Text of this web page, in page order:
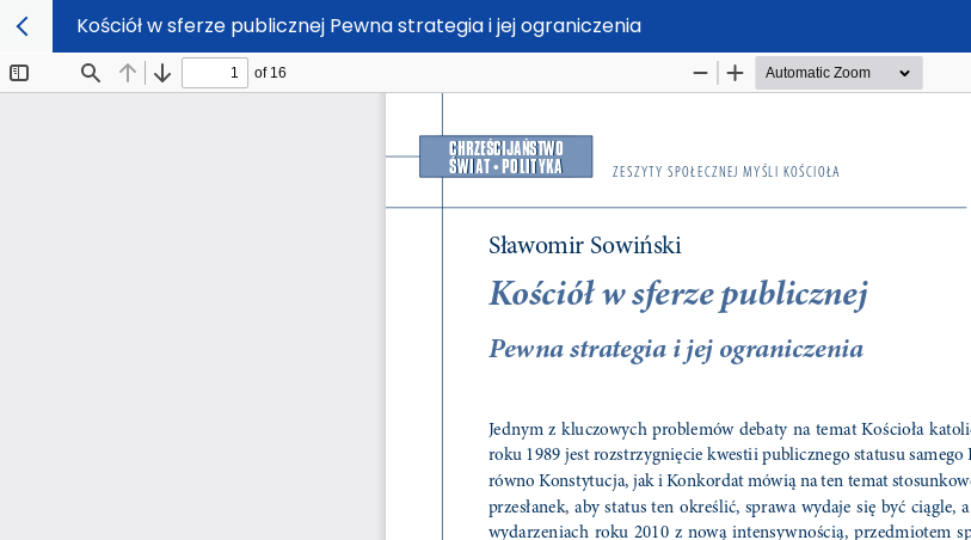
Kościół w sferze publicznej Pewna strategia i jej ograniczenia